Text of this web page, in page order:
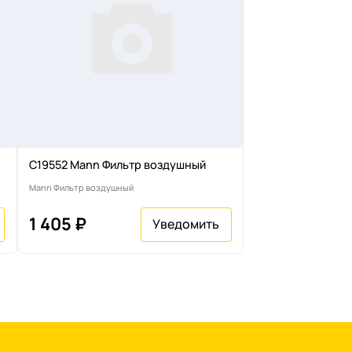
C19552 Mann Фильтр воздушный
Mann Фильтр воздушный
1 405 ₽